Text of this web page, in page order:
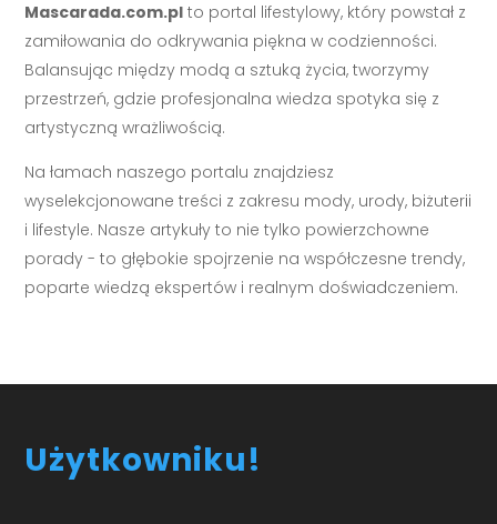
Mascarada.com.pl to portal lifestylowy, który powstał z
zamiłowania do odkrywania piękna w codzienności.
Balansując między modą a sztuką życia, tworzymy
przestrzeń, gdzie profesjonalna wiedza spotyka się z
artystyczną wrażliwością.
Na łamach naszego portalu znajdziesz
wyselekcjonowane treści z zakresu mody, urody, biżuterii
i lifestyle. Nasze artykuły to nie tylko powierzchowne
porady - to głębokie spojrzenie na współczesne trendy,
poparte wiedzą ekspertów i realnym doświadczeniem.
Użytkowniku!